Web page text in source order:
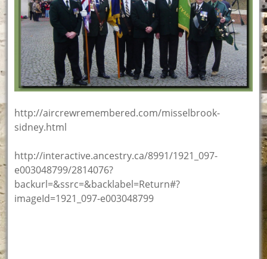
http://aircrewremembered.com/misselbrook-
sidney.html
http://interactive.ancestry.ca/8991/1921_097-
e003048799/2814076?
backurl=&ssrc=&backlabel=Return#?
imageId=1921_097-e003048799